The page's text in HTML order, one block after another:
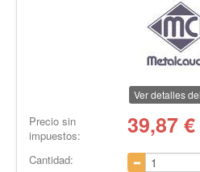
Ver detalles
Precio sin
impuestos:
39,87€
Cantidad: